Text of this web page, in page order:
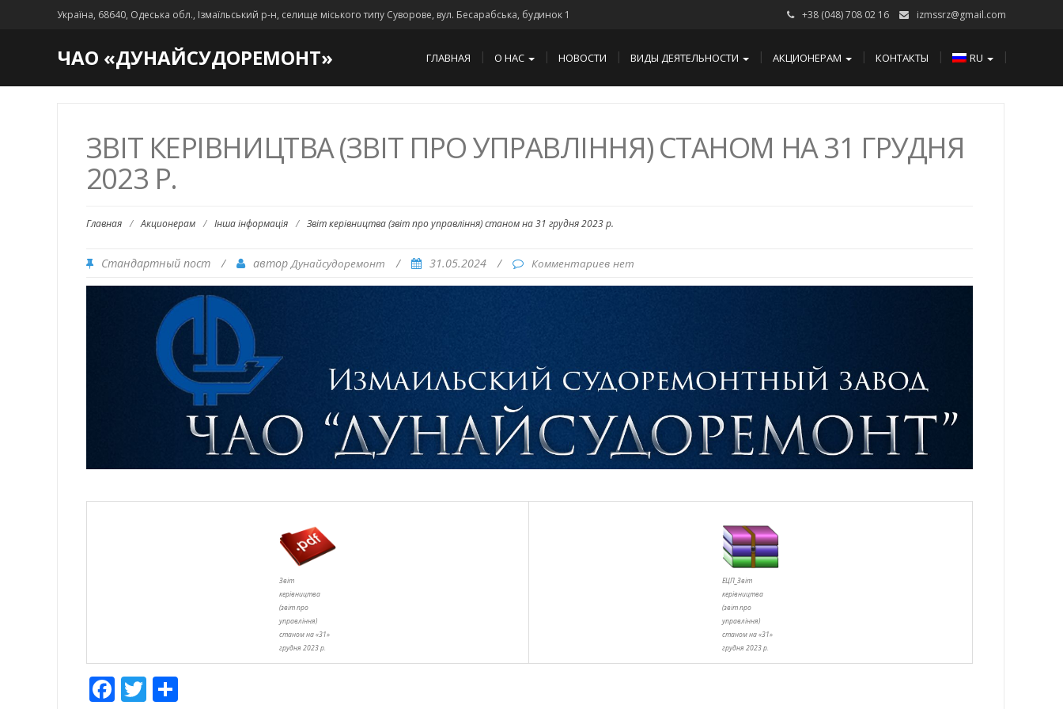
Україна, 68640, Одеська обл., Ізмаїльський р-н, селище міського типу Суворове, вул. Бесарабська, будинок 1 +38 (048) 708 02 16 izmssrz@gmail.com
ЧАО «ДУНАЙСУДОРЕМОНТ» ГЛАВНАЯ О НАС НОВОСТИ ВИДЫ ДЕЯТЕЛЬНОСТИ АКЦИОНЕРАМ КОНТАКТЫ RU
ЗВІТ КЕРІВНИЦТВА (ЗВІТ ПРО УПРАВЛІННЯ) СТАНОМ НА 31 ГРУДНЯ
2023 Р.
Главная / Акционерам / Інша інформація / Звіт керівництва (звіт про управління) станом на 31 грудня 2023 р.
Стандартный пост / авторДунайсудоремонт / 31.05.2024 / Комментариев нет
Звіт
керівництва
(звіт про
управління)
станом на «31»
грудня 2023 р.
ЕЦП_Звіт
керівництва
(звіт про
управління)
станом на «31»
грудня 2023 р.
Facebook
Twitter
Отправить